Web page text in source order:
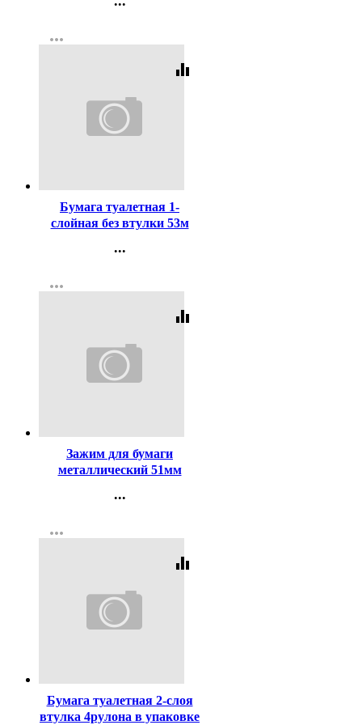
Регистрация
more_horiz
equalizer
Бумага туалетная 1-
слойная без втулки 53м
...
Регистрация
more_horiz
equalizer
Зажим для бумаги
металлический 51мм
...
Регистрация
more_horiz
equalizer
Бумага туалетная 2-слоя
втулка 4рулона в упаковке